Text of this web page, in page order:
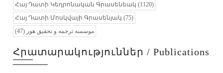
Հայ Դատի Կեդրոնական Գրասենեակ (1120)
Հայ Դատի Մոսկվայի Գրասենյակ (75)
موسسه ترجمه و تحقیق هور (47)
Հրատարակություններ / Publications